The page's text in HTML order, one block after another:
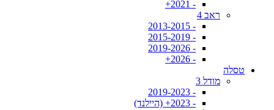
- 2021+
ראב 4
- 2013-2015
- 2015-2019
- 2019-2026
- 2026+
טסלה
מודל 3
- 2019-2023
- 2023+ (היילנד)